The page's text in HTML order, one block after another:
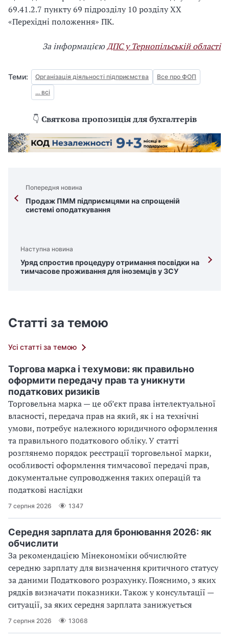
69.41.2.7 пункту 69 підрозділу 10 розділу XX
«Перехідні положення» ПК.
За інформацієюДПС у Тернопільській області
Теми: Організація діяльності підприємства
Все про ФОП
... всі
👇 Святкова пропозиція для бухгалтерів
Попередня новина
Продаж ПММ підприємцями на спрощеній
системі оподаткування
Наступна новина
Уряд спростив процедуру отримання посвідки на
тимчасове проживання для іноземців у ЗСУ
Статті за темою
Усі статті за темою
Торгова марка і техумови: як правильно
оформити передачу прав та уникнути
податкових ризиків
Торговельна марка — це об’єкт права інтелектуальної
власності, передача прав на який, як і на технічні
умови, потребує належного юридичного оформлення
та правильного податкового обліку. У статті
розглянемо порядок реєстрації торговельної марки,
особливості оформлення тимчасової передачі прав,
документальне супроводження таких операцій та
податкові наслідки
7 серпня 2026 1347
Середня зарплата для бронювання 2026: як
обчислити
За рекомендацією Мінекономіки обчислюйте
середню зарплату для визначення критичного статусу
за даними Податкового розрахунку. Пояснимо, з яких
рядків визначати показники. Також у консультації —
ситуації, за яких середня зарплата занижується
7 серпня 2026 13068